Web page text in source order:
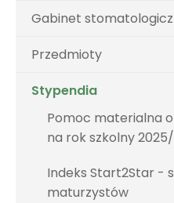
Gabinet
Przedmioty
Stypendia
Pomoc materialna
na rok szkolny
Indeks Start2Star -
maturzystów